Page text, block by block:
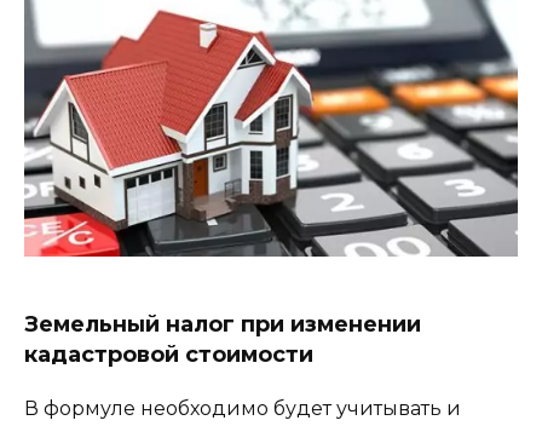
Земельный налог при изменении
кадастровой стоимости
В формуле необходимо будет учитывать и